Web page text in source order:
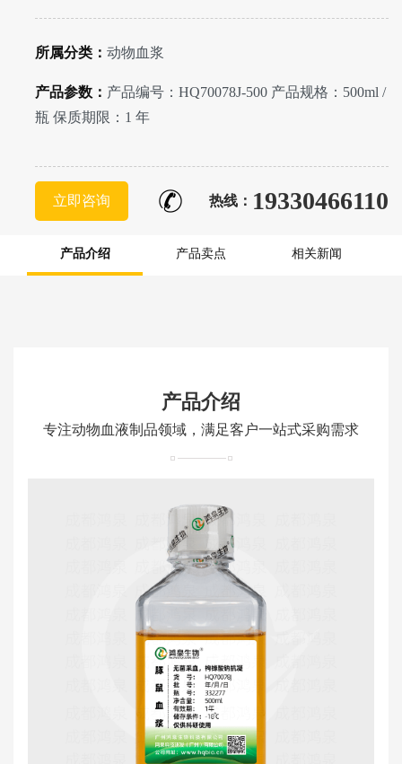
所属分类： 动物血浆
产品参数： 产品编号：HQ70078J-500 产品规格：500ml /
瓶 保质期限：1 年
立即咨询 热线： 19330466110
产品介绍 产品卖点 相关新闻
产品介绍
专注动物血液制品领域，满足客户一站式采购需求